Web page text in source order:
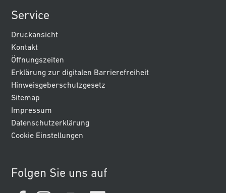
Service
Druckansicht
Kontakt
Öffnungszeiten
Erklärung zur digitalen Barrierefreiheit
Hinweisgeberschutzgesetz
Sitemap
Impressum
Datenschutzerklärung
Cookie Einstellungen
Folgen Sie uns auf